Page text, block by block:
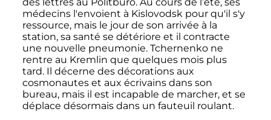
médecins l'envoient à Kislovodsk pour qu'il s'y
ressource, mais le jour de son arrivée à la
station, sa santé se détériore et il contracte
une nouvelle pneumonie. Tchernenko ne
rentre au Kremlin que quelques mois plus
tard. Il décerne des décorations aux
cosmonautes et aux écrivains dans son
bureau, mais il est incapable de marcher, et se
déplace désormais dans un fauteuil roulant.